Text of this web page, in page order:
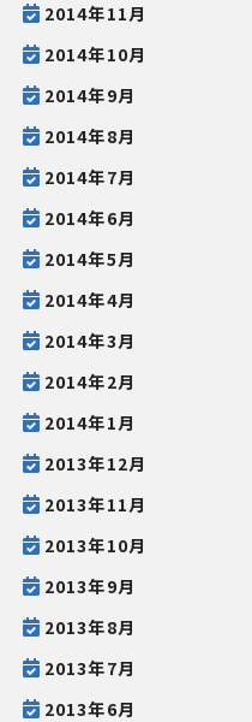
2014年11月
2014年10月
2014年9月
2014年8月
2014年7月
2014年6月
2014年5月
2014年4月
2014年3月
2014年2月
2014年1月
2013年12月
2013年11月
2013年10月
2013年9月
2013年8月
2013年7月
2013年6月